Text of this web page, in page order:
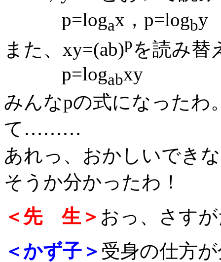
p=logax，p=logby
また、xy=(ab)pを読み替
p=logabxy
みんなpの式になったわ
て………
あれっ、おかしいでき
そうか分かったわ！
＜先 生＞ おっ、さす
＜かず子＞ 受身の仕方